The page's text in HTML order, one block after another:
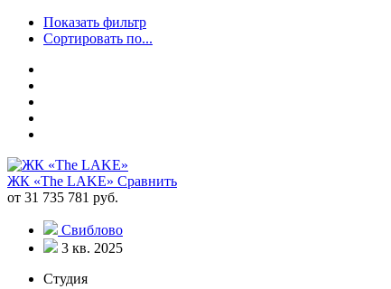
Показать фильтр
Сортировать по...
ЖК «The LAKE» Сравнить
от 31 735 781 руб.
Свиблово
3 кв. 2025
Студия